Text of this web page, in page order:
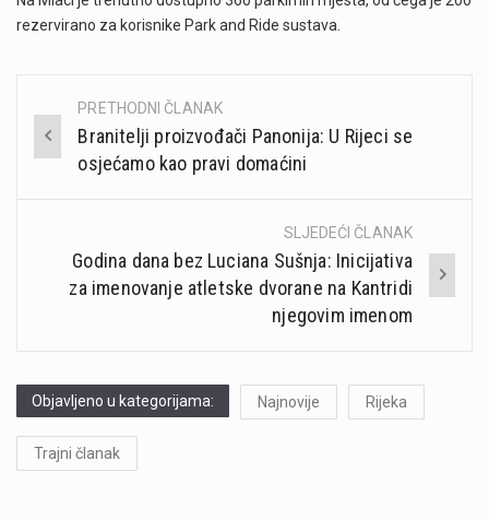
rezervirano za korisnike Park and Ride sustava.
Post
navigation
PRETHODNI ČLANAK
Branitelji proizvođači Panonija: U Rijeci se
osjećamo kao pravi domaćini
SLJEDEĆI ČLANAK
Godina dana bez Luciana Sušnja: Inicijativa
za imenovanje atletske dvorane na Kantridi
njegovim imenom
Objavljeno u kategorijama: Najnovije Rijeka
Trajni članak